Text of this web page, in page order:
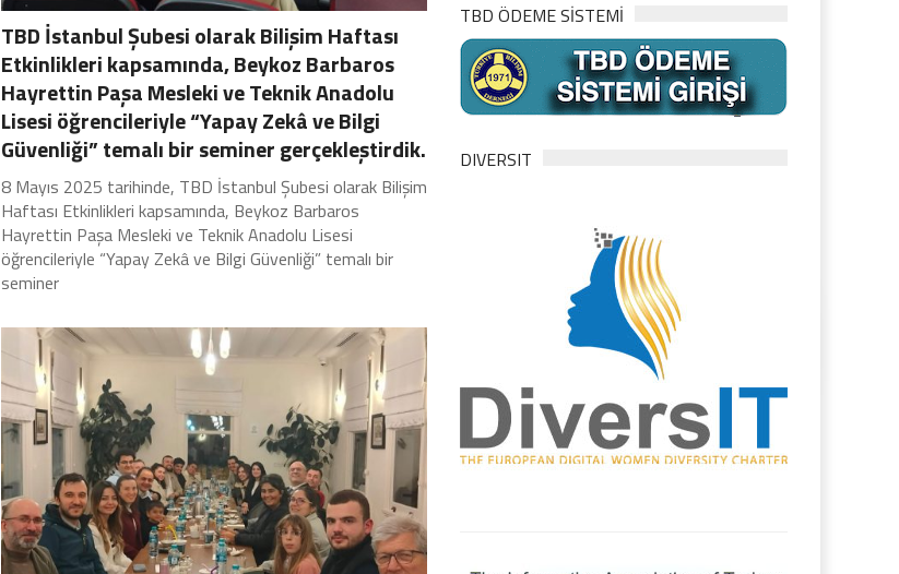
TBD İstanbul Şubesi olarak Bilişim Haftası
Etkinlikleri kapsamında, Beykoz Barbaros
Hayrettin Paşa Mesleki ve Teknik Anadolu
Lisesi öğrencileriyle “Yapay Zekâ ve Bilgi
Güvenliği” temalı bir seminer gerçekleştirdik.
8 Mayıs 2025 tarihinde, TBD İstanbul Şubesi olarak Bilişim
Haftası Etkinlikleri kapsamında, Beykoz Barbaros
Hayrettin Paşa Mesleki ve Teknik Anadolu Lisesi
öğrencileriyle “Yapay Zekâ ve Bilgi Güvenliği” temalı bir
seminer
TBD ÖDEME SİSTEMİ
DIVERSIT